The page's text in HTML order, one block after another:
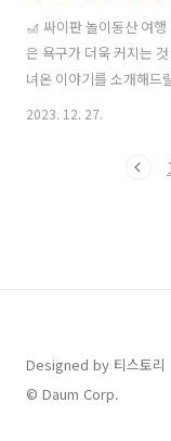
🎢 싸이판 놀이동산 여
은 욕구가 더욱 커지는
녀온 이야기를 소개해드
큰 놀이공원으로 유명하
띄는 건 큰 롤러코스터
기분이 들었어요. 하지
2023. 12. 27.
1
Designed by 티스토리
© Daum Corp.